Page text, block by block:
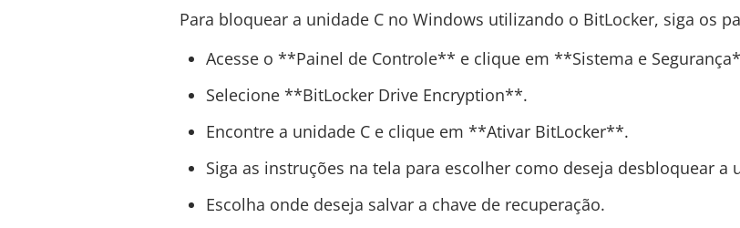
Para bloquear a unidade C no Windows utilizando o BitLocker, siga os
Acesse o **Painel de Controle** e clique em **Sistema e
Selecione **BitLocker Drive Encryption**.
Encontre a unidade C e clique em **Ativar BitLocker**.
Siga as instruções na tela para escolher como deseja desbloquear a
Escolha onde deseja salvar a chave de recuperação.